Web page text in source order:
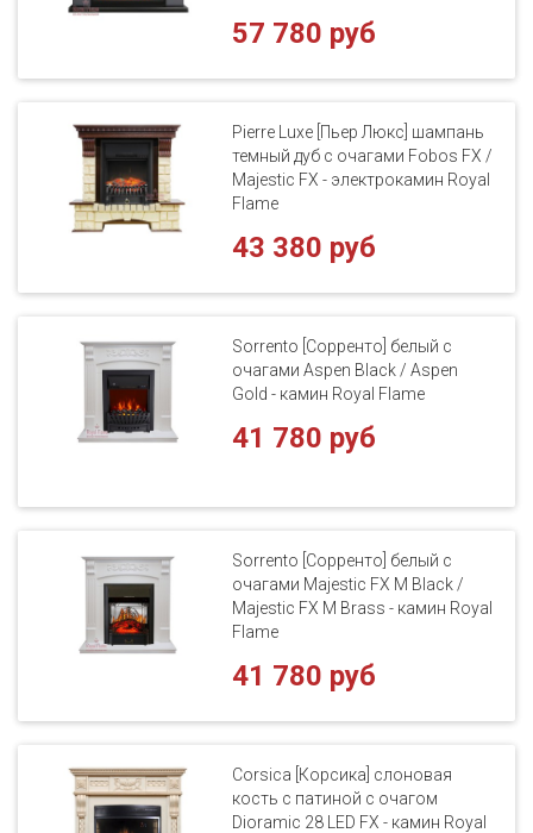
57 780 руб
Pierre Luxe [Пьер Люкс] шампань
темный дуб с очагами Fobos FX /
Majestic FX - электрокамин Royal
Flame
43 380 руб
Sorrento [Сорренто] белый с
очагами Aspen Black / Aspen
Gold - камин Royal Flame
41 780 руб
Sorrento [Сорренто] белый с
очагами Majestic FX M Black /
Majestic FX M Brass - камин Royal
Flame
41 780 руб
Corsica [Корсика] слоновая
кость с патиной с очагом
Dioramic 28 LED FX - камин Royal